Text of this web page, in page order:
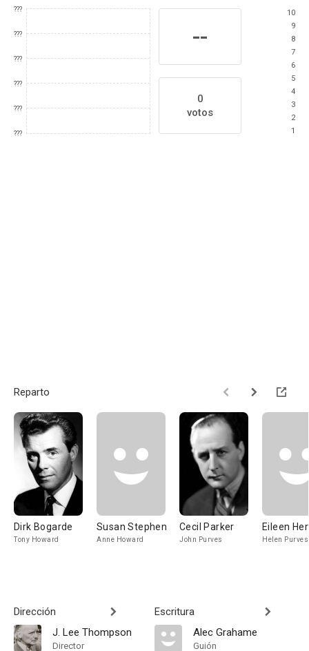
???
???
???
???
???
???
--
0
votos
10
9
8
7
6
5
4
3
2
1
Reparto
Dirk Bogarde
Tony Howard
Susan Stephen
Anne Howard
Cecil Parker
John Purves
Eileen
Helen Purves
Dirección
J. Lee Thompson
Director
Escritura
Alec Grahame
Guión